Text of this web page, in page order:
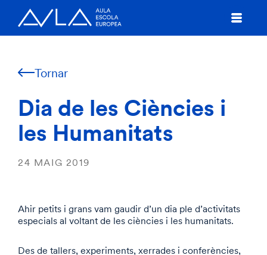
Tornar
Dia de les Ciències i
les Humanitats
24 MAIG 2019
Ahir petits i grans vam gaudir d’un dia ple d’activitats
especials al voltant de les ciències i les humanitats.
Des de tallers, experiments, xerrades i conferències,